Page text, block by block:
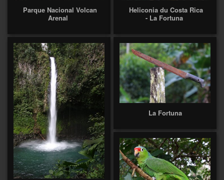
Parque Nacional Volcan
Arenal
Heliconia du Costa Rica
- La Fortuna
La Fortuna